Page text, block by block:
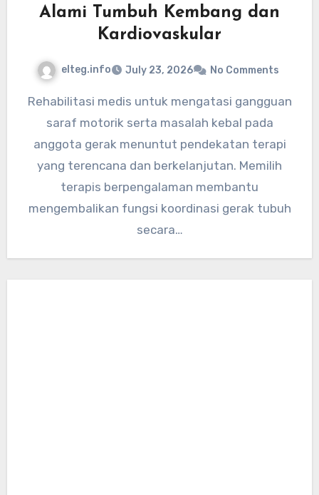
Alami Tumbuh Kembang dan
Kardiovaskular
elteg.info July 23, 2026 No Comments
Rehabilitasi medis untuk mengatasi gangguan
saraf motorik serta masalah kebal pada
anggota gerak menuntut pendekatan terapi
yang terencana dan berkelanjutan. Memilih
terapis berpengalaman membantu
mengembalikan fungsi koordinasi gerak tubuh
secara…